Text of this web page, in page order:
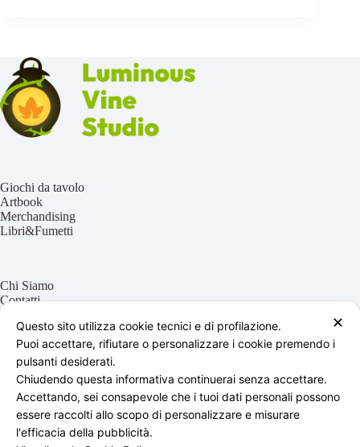
Giochi da tavolo
Artbook
Merchandising
Libri&Fumetti
Chi Siamo
Contatti
Il mio account
Blog
Termini e Condizioni
Privacy e Cookie Policy
Spedizioni
Resi
✕
Questo sito utilizza cookie tecnici e di profilazione.
Puoi accettare, rifiutare o personalizzare i cookie premendo i
pulsanti desiderati.
Chiudendo questa informativa continuerai senza accettare.
Accettando, sei consapevole che i tuoi dati personali possono
essere raccolti allo scopo di personalizzare e misurare
l'efficacia della pubblicità.